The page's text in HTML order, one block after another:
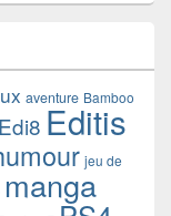
aventure Bamboo
Edi8 Editis
jeu de
manga